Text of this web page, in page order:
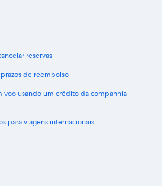
reservas
prazos de reembolso
voo usando um crédito da companhia
para viagens internacionais